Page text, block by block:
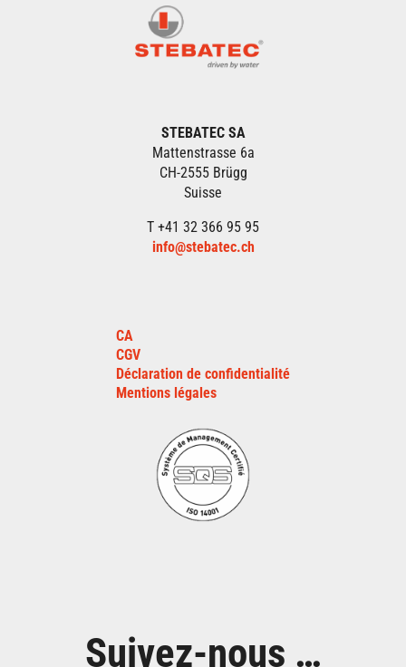
STEBATEC SA
Mattenstrasse 6a
CH-2555 Brügg
Suisse
T +41 32 366 95 95
info@stebatec.ch
CA
CGV
Déclaration de confidentialité
Mentions légales
Suivez-nous …